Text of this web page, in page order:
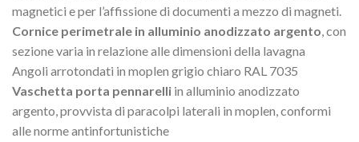
magnetici e per l’affissione di documenti a mezzo di magneti.
Cornice perimetrale in alluminio anodizzato argento, con
sezione varia in relazione alle dimensioni della lavagna
Angoli arrotondati in moplen grigio chiaro RAL 7035
Vaschetta porta pennarelli in alluminio anodizzato
argento, provvista di paracolpi laterali in moplen, conformi
alle norme antinfortunistiche